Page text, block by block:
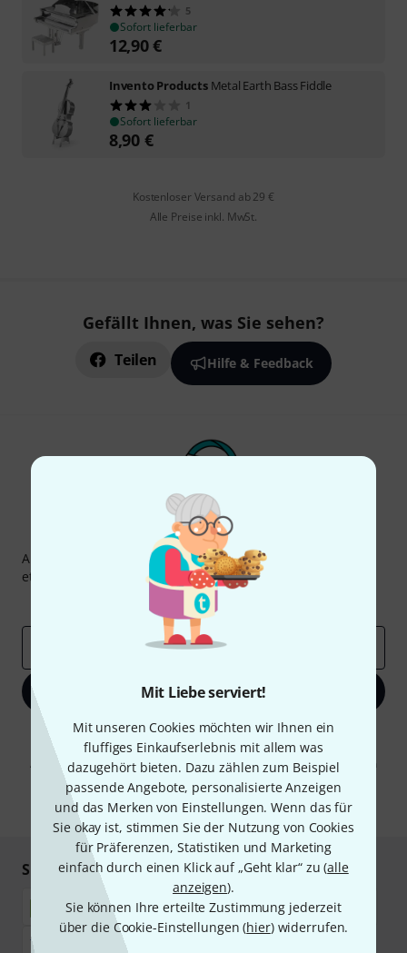
Mit Liebe serviert!
Mit unseren Cookies möchten wir Ihnen ein
fluffiges Einkaufserlebnis mit allem was
dazugehört bieten. Dazu zählen zum Beispiel
passende Angebote, personalisierte Anzeigen
und das Merken von Einstellungen. Wenn das für
Sie okay ist, stimmen Sie der Nutzung von Cookies
für Präferenzen, Statistiken und Marketing
einfach durch einen Klick auf „Geht klar“ zu (alle
anzeigen).
Sie können Ihre erteilte Zustimmung jederzeit
über die Cookie-Einstellungen (hier) widerrufen.
5
Sofort lieferbar
12,90€
Invento Products Metal Earth Bass Fiddle
1
Sofort lieferbar
8,90 €
Kostenloser Versand ab 29 €
Alle Preise inkl. MwSt.
Gefällt Ihnen, was Sie sehen?
Teilen Hilfe & Feedback
Thomann Newsletter
Abonniere den Thomann Newsletter und gewinne mit
etwas Glück einen von 50 Gutscheinenüber jeweils
Jetzt anmelden
Mit Klick auf „Jetzt anmelden“ stimmen Sie dem Erhalt von E-Mail-
Werbung und einer Messung des E-Mail-Nutzungsverhaltens zu. Die
Abmeldung ist jederzeit möglich. Weitere Informationen finden Sie in
* Pflichtfeld
Sicher einkaufen & bezahlen